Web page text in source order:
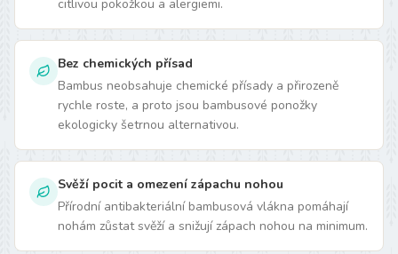
citlivou pokožkou a alergiemi.
Bez chemických přísad
Bambus neobsahuje chemické přísady a přirozeně
rychle roste, a proto jsou bambusové ponožky
ekologicky šetrnou alternativou.
Svěží pocit a omezení zápachu nohou
Přírodní antibakteriální bambusová vlákna pomáhají
nohám zůstat svěží a snižují zápach nohou na minimum.